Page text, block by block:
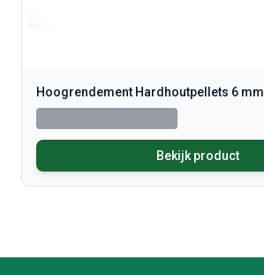
Hoogrendement Hardhoutpellets 6 mm
Bekijk product